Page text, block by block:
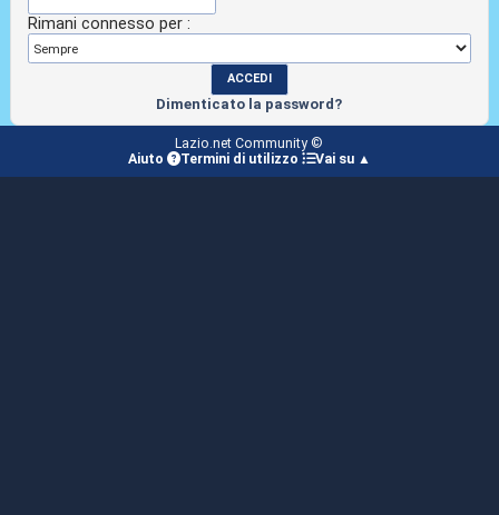
Rimani connesso per :
Dimenticato la password?
Lazio.net Community ©
Aiuto
Termini di utilizzo Vai su ▲